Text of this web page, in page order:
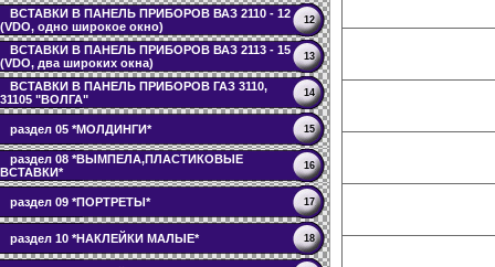
ВСТАВКИ В ПАНЕЛЬ ПРИБОРОВ ВАЗ 2110 - 12
(VDO, одно широкое окно)
12
ВСТАВКИ В ПАНЕЛЬ ПРИБОРОВ ВАЗ 2113 - 15
(VDO, два широких окна)
13
ВСТАВКИ В ПАНЕЛЬ ПРИБОРОВ ГАЗ 3110,
31105 "ВОЛГА"
14
раздел 05 *МОЛДИНГИ* 15
раздел 08 *ВЫМПЕЛА,ПЛАСТИКОВЫЕ
ВСТАВКИ*
16
раздел 09 *ПОРТРЕТЫ* 17
раздел 10 *НАКЛЕЙКИ МАЛЫЕ* 18